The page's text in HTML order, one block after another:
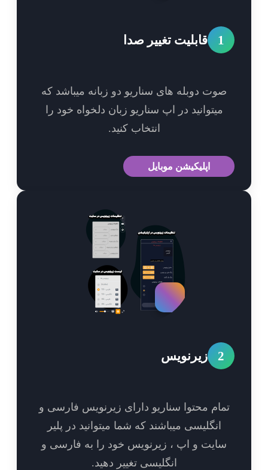
قابلیت تغییر صدا
دوبله های سناریو دو زبانه میباشد که
میتوانید در اپ سناریو زبان دلخواه خود را
انتخاب کنید.
اپلیکیشن موبایل
زیرنویس
محتوا سناریو دارای زیرنویس فارسی و
انگلیسی میباشند که شما میتوانید در پلیر
و اپ ، زیرنویس خود را به فارسی و
انگلیسی تغییر دهید.